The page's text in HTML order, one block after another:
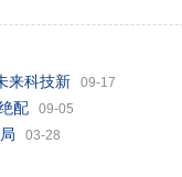
来科技新
09-17
配
09-05
03-28